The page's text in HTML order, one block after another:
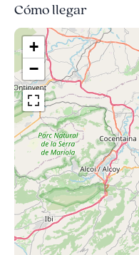
Cómo llegar
+
−